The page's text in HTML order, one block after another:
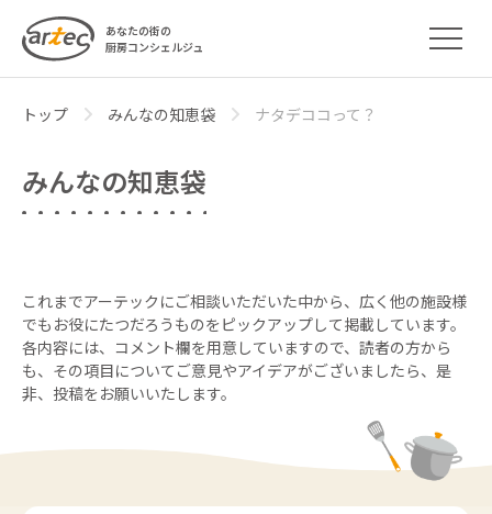
あなたの街の
厨房コンシェルジュ
トップ みんなの知恵袋 ナタデココって？
みんなの知恵袋
これまでアーテックにご相談いただいた中から、広く他の施設様
でもお役にたつだろうものをピックアップして掲載しています。
各内容には、コメント欄を用意していますので、読者の方から
も、その項目についてご意見やアイデアがございましたら、 是
非、投稿をお願いいたします。